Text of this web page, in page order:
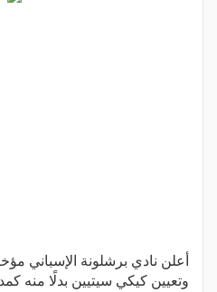
أعلن نادي برشلونة الإسباني
وتعيين كيكي سيتيين بدلًا منه